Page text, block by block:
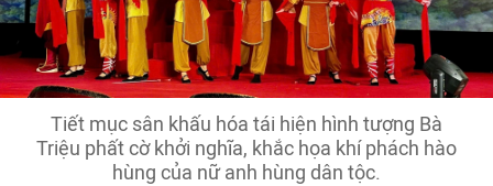
Tiết mục sân khấu hóa tái hiện hình tượng Bà
Triệu phất cờ khởi nghĩa, khắc họa khí phách hào
hùng của nữ anh hùng dân tộc.